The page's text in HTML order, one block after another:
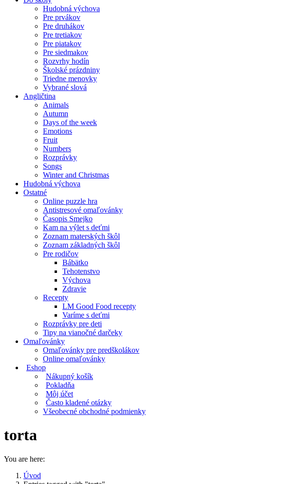
Hudobná výchova
Pre prvákov
Pre druhákov
Pre tretiakov
Pre piatakov
Pre siedmakov
Rozvrhy hodín
Školské prázdniny
Triedne menovky
Vybrané slová
Angličtina
Animals
Autumn
Days of the week
Emotions
Fruit
Numbers
Rozprávky
Songs
Winter and Christmas
Hudobná výchova
Ostatné
Online puzzle hra
Antistresové omaľovánky
Časopis Smejko
Kam na výlet s deťmi
Zoznam materských škôl
Zoznam základných škôl
Pre rodičov
Bábätko
Tehotenstvo
Výchova
Zdravie
Recepty
LM Good Food recepty
Varíme s deťmi
Rozprávky pre deti
Tipy na vianočné darčeky
Omaľovánky
Omaľovánky pre predškolákov
Online omaľovánky
Eshop
Nákupný košík
Pokladňa
Môj účet
Často kladené otázky
Všeobecné obchodné podmienky
torta
You are here:
Úvod